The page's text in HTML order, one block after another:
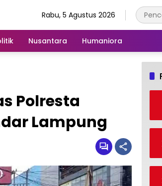
Rabu, 5 Agustus 2026
Nusantara Humaniora
Polresta
Lampung